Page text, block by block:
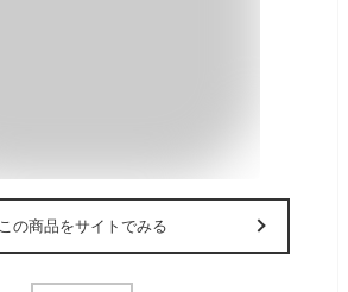
この商品をサイトでみる